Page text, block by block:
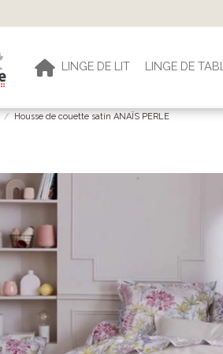
LINGE DE LIT LINGE DE
Housse de couette satin ANAÏS PERLE